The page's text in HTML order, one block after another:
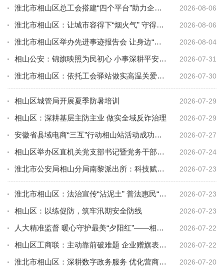
2026-08-06
淮北市相山区总工会搭建“四个平台”助力企业健康发展
2026-08-06
淮北市相山区：让城市容得下“烟火气” 守得住“秩序感”
2026-08-04
淮北市相山区举办先进事迹报告会 让身边“星光”照亮基层奋进路
2026-07-31
相山公安：锦旗映照为民初心 小事深耕平安底色
2026-07-30
淮北市相山区：依托工会驿站做实高温关爱行动
2026-07-29
相山区城管局开展夏季防暑培训
2026-07-29
相山区：深耕基层主防主业 做实全域反诈治理
2026-07-27
安徽省县域电商“三互”行动相山站活动成功举办
2026-07-24
相山区举办区直机关党支部书记暨党务干部能力提升培训班
2026-07-23
淮北市公安局相山分局南黎派出所：科技赋能不止步 反诈宣防不停歇
2026-07-23
淮北市相山区：法治宣传“沾泥土” 普法惠民“润民心”
2026-07-23
相山区：以练促防，筑牢汛期安全防线
2026-07-22
人大精准监督 暖心守护最美“夕阳红”——相山区人大常委会赋能养老服务事业高质量发展
2026-07-22
相山区工商联：主动靠前破难题 企业赠旗表谢意
2026-07-20
淮北市相山区：深耕数字政务服务 优化营商发展环境